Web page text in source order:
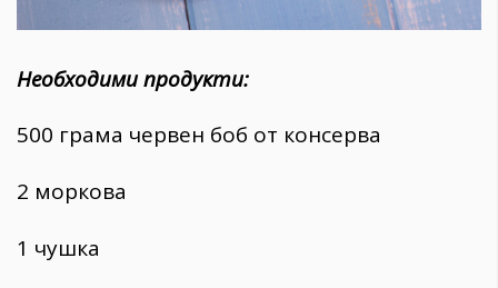
Gentlemen
1816
ПОСЛЕДВАЙТЕ
Необходими продукти:
500 грама червен боб от консерва
2 моркова
1 чушка